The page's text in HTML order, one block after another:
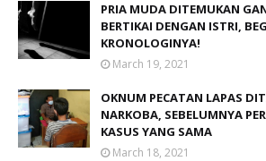
PRIA MUDA DITEMUKAN
BERTIKAI DENGAN ISTRI,
KRONOLOGINYA!
March 19, 2021
OKNUM PECATAN LAPAS
NARKOBA, SEBELUMNYA
KASUS YANG SAMA
March 18, 2021